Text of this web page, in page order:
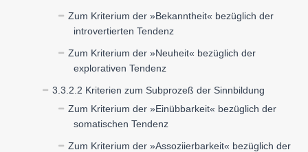
Zum Kriterium der »Bekanntheit« bezüglich der
introvertierten Tendenz
Zum Kriterium der »Neuheit« bezüglich der
explorativen Tendenz
3.3.2.2 Kriterien zum Subprozeß der Sinnbildung
Zum Kriterium der »Einübbarkeit« bezüglich der
somatischen Tendenz
Zum Kriterium der »Assoziierbarkeit« bezüglich der